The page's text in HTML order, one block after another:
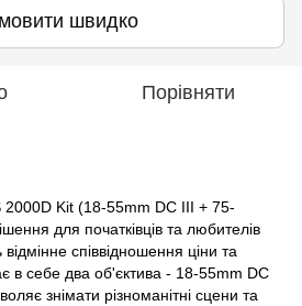
швидко
Порівняти
Kit (18-55mm DC III + 75-
для початківців та любителів
співвідношення ціни та
в себе два об'єктива - 18-55mm DC
знімати різноманітні сцени та